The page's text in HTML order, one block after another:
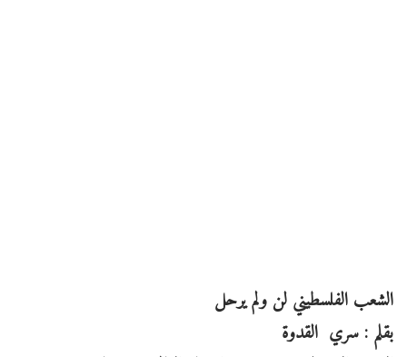
الشعب الفلسطيني لن ولم يرحل
بقلم : سري القدوة